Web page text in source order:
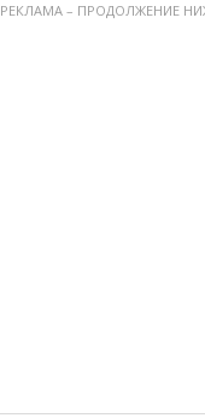
РЕКЛАМА – ПРОДОЛЖЕНИЕ